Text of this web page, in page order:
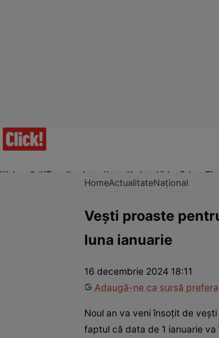
Ultima Oră!Trending Actualitate Vedete Video Prime Time
InternaționalFapt divers
HomeActualitateNațional
Vești proaste
luna ianuarie
16 decembrie 2024 18:11
Adaugă-ne ca sursă
Noul an va veni însoțit de
faptul că data de 1 ianuarie